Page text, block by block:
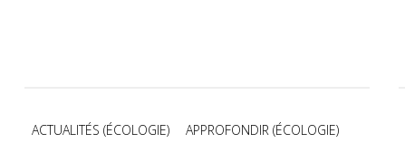
Catégories
ACTUALITÉS (ÉCOLOGIE)
APPROFONDIR (ÉCOLOGIE)